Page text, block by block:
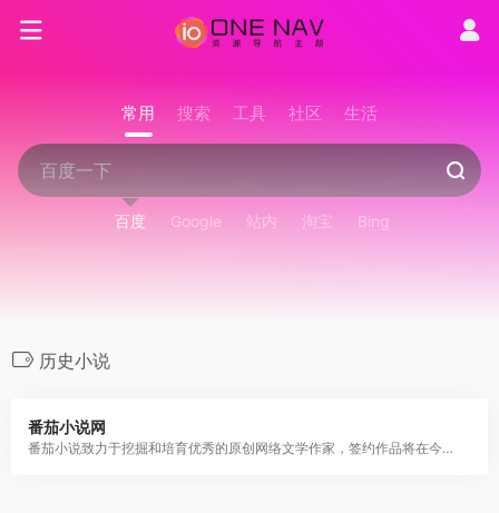
常用 搜索 工具 社区 生活
百度 Google 站内 淘宝 Bing
历史小说
番茄小说网
番茄小说致力于挖掘和培育优秀的原创网络文学作家，签约作品将在今日头条、番茄小说等 app 上分发给过亿用户。番茄小说网提供玄幻小说,武侠小说,原创小说,网游小说,都市小说,言情小说,青春小说,历史小说,军事小说,网游小说,科幻小说,恐怖小说,首发小说,最新章节免费小说,热门小说,精品小说,好看小说,小说连载,小说排行榜,小说在线阅读,小说下载